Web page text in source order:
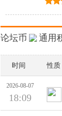
论坛币 通用
时间 性质
2026-08-07
18:09